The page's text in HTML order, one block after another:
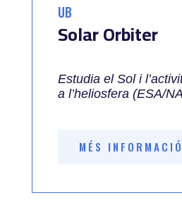
UB
Solar Orbiter
Estudia el Sol i
a l’heliosfera (ESA/
MÉS INFORMACIÓ